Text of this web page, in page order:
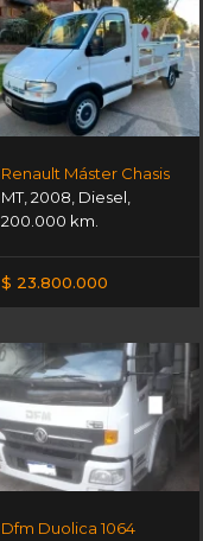
Renault Máster Chasis
MT,2008, Diesel,
200.000 km.
$ 23.800.000
Dfm Duolica 1064